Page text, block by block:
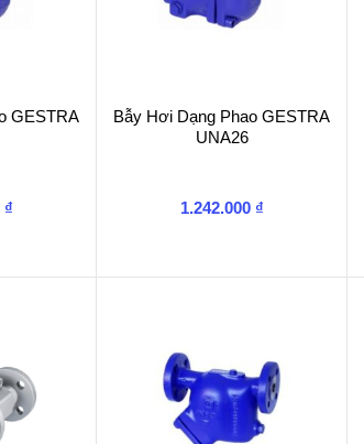
GESTRA
₫
Bẫy Hơi Dạng Phao GESTRA
UNA26
1.242.000 ₫